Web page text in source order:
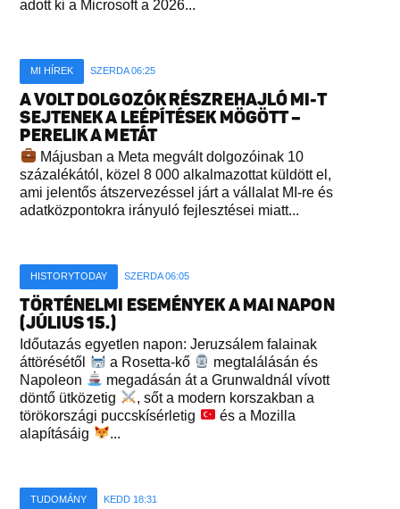
adott ki a Microsoft a 2026...
MI HÍREK SZERDA 06:25
A VOLT DOLGOZÓK RÉSZREHAJLÓ MI-T
SEJTENEK A LEÉPÍTÉSEK MÖGÖTT –
PERELIK A METÁT
Májusban a Meta megvált dolgozóinak 10
százalékától, közel 8 000 alkalmazottat küldött el,
ami jelentős átszervezéssel járt a vállalat MI-re és
adatközpontokra irányuló fejlesztései miatt...
HISTORYTODAY SZERDA 06:05
TÖRTÉNELMI ESEMÉNYEK A MAI NAPON
(JÚLIUS 15.)
Időutazás egyetlen napon: Jeruzsálem falainak
áttörésétől
a Rosetta-kő
megtalálásán és
Napoleon
megadásán át a Grunwaldnál vívott
döntő ütközetig
, sőt a modern korszakban a
törökországi puccskísérletig
és a Mozilla
alapításáig
...
TUDOMÁNY KEDD 18:31